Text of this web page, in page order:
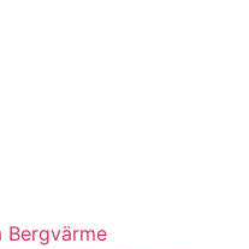
Bergvärme